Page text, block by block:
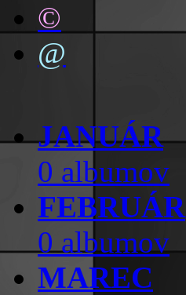
©
@
JANUÁR
0 albumov
FEBRUÁR
0 albumov
MAREC